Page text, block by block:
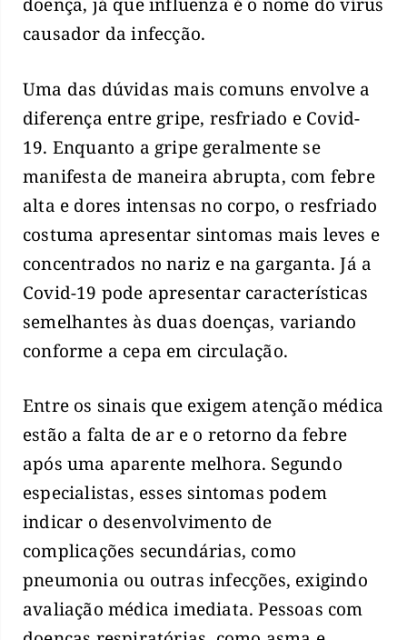
causador da infecção.
Uma das dúvidas mais comuns envolve a
diferença entre gripe, resfriado e Covid-
19. Enquanto a gripe geralmente se
manifesta de maneira abrupta, com febre
alta e dores intensas no corpo, o resfriado
costuma apresentar sintomas mais leves e
concentrados no nariz e na garganta. Já a
Covid-19 pode apresentar características
semelhantes às duas doenças, variando
conforme a cepa em circulação.
Entre os sinais que exigem atenção médica
estão a falta de ar e o retorno da febre
após uma aparente melhora. Segundo
especialistas, esses sintomas podem
indicar o desenvolvimento de
complicações secundárias, como
pneumonia ou outras infecções, exigindo
avaliação médica imediata. Pessoas com